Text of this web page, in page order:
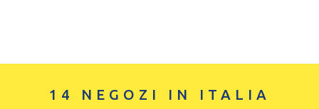
14 NEGOZI IN ITALIA